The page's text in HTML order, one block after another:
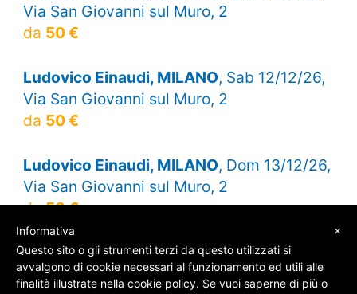
Via San Giovanni sul Muro, 2
da 50 €
Ludovico Einaudi, MILANO, Sab 12/12/26,
Via San Giovanni sul Muro, 2
da 50 €
Ludovico Einaudi, MILANO, Dom 13/12/26,
Via San Giovanni sul Muro, 2
da50 €
×
Informativa
Questo sito o gli strumenti terzi da questo utilizzati si
avvalgono di cookie necessari al funzionamento ed utili alle
finalità illustrate nella cookie policy. Se vuoi saperne di più o